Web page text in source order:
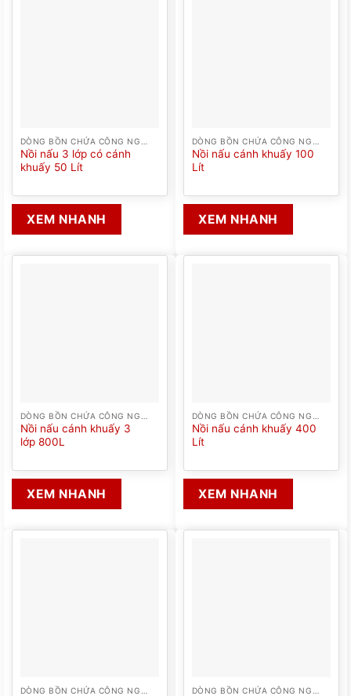
Nồi nấu 3 lớp có cánh
khuấy 50 Lít
XEM NHANH
Nồi nấu cánh khuấy 100
Lít
XEM NHANH
Nồi nấu cánh khuấy 3
lớp 800L
XEM NHANH
Nồi nấu cánh khuấy 400
Lít
XEM NHANH